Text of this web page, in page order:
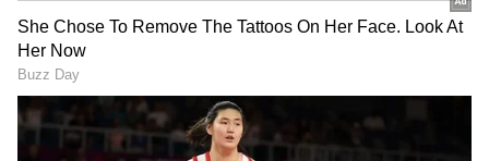
இதில், படுகாயமடைந்த அவரை அருகில்
இருந்தவர்கள் மீட்டு 108 ஆம்புலன்ஸ் மூலம்
திருப்பூர் அரசு மருத்துவமனைக்கு அனுப்பி
வைத்துள்ளர். அங்கு முதலுதவி சிகிச்சை
அளிக்கப்பட்டு மேல் சிகிச்சைக்காக கோவை